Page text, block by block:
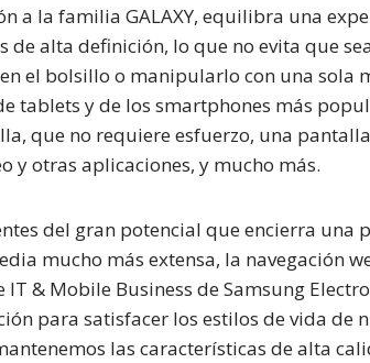
a la familia GALAXY, equilibra una
alta definición, lo que no evita que
el bolsillo o manipularlo con una sola
tablets y de los smartphones más
que no requiere esfuerzo, una
y otras aplicaciones, y mucho más.
del gran potencial que encierra una
mucho más extensa, la navegación
& Mobile Business de Samsung
para satisfacer los estilos de vida de
las características de alta